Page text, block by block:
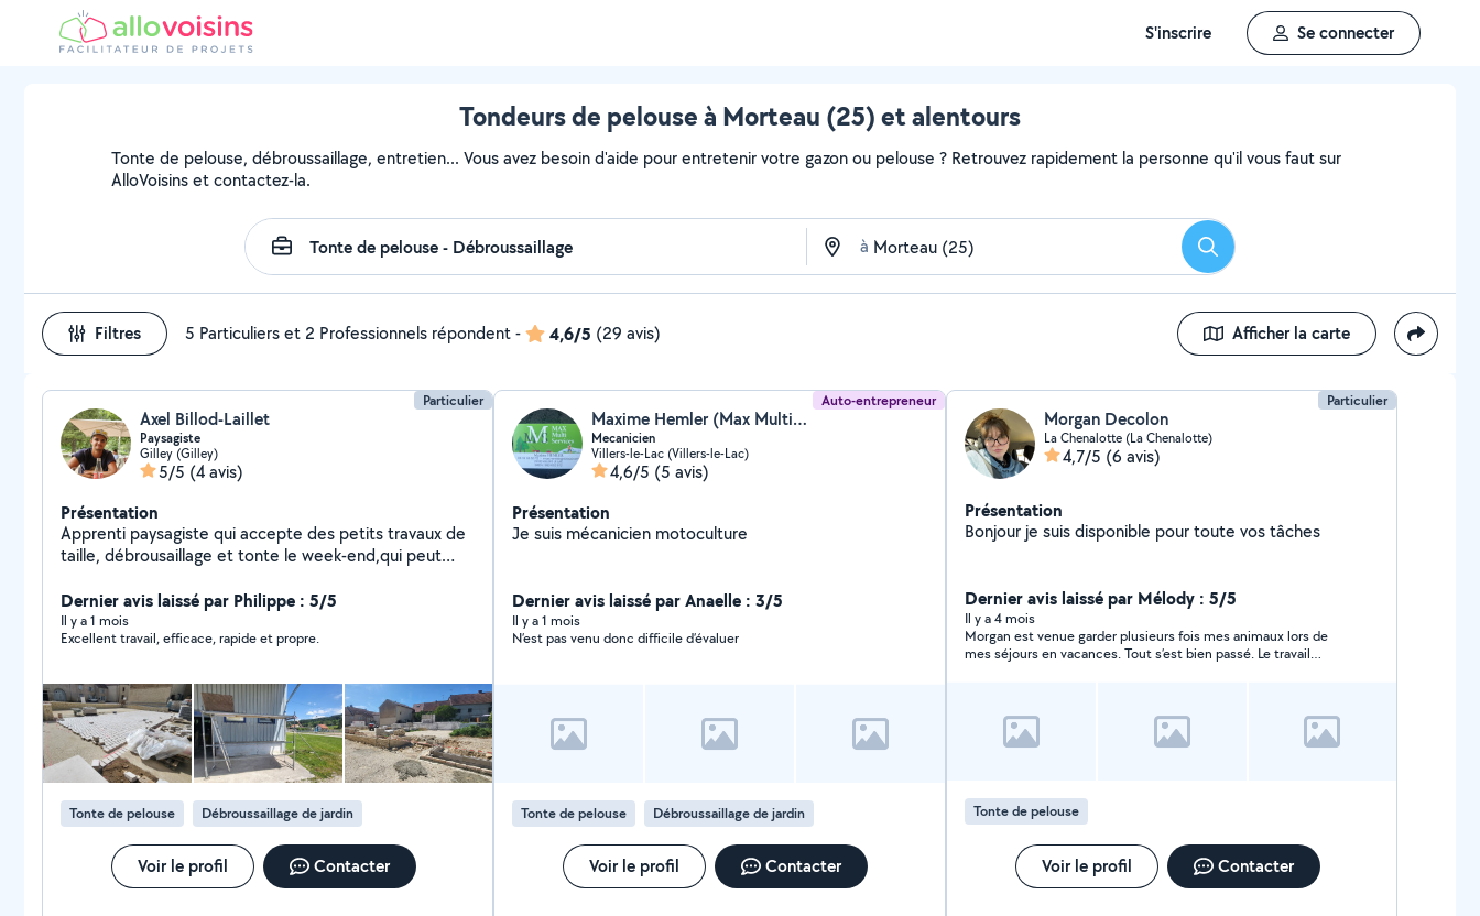
S'inscrire Se connecter
Tondeurs de pelouse à Morteau (25) et alentours
Tonte de pelouse, débroussaillage, entretien... Vous avez besoin d'aide pour entretenir votre gazon ou pelouse ? Retrouvez rapidement la personne qu'il vous faut sur
AlloVoisins et contactez-la.
à Rechercher
Filtres 5 Particuliers et 2 Professionnels répondent- 4,6/5 (29 avis) Afficher la carte
Particulier
Axel Billod-Laillet
Paysagiste
Gilley (Gilley)
5/5 (4 avis)
Présentation
Apprenti paysagiste qui accepte des petits travaux de
taille, débrousaillage et tonte le week-end,qui peut
motivé,sérieux et expérimenté faite appel à moi en cas
de besoin.
Dernier avis laissé par Philippe : 5/5
Il y a 1 mois
Excellent travail, efficace, rapide et propre.
Tonte de pelouse Débroussaillage de jardin
Voir le profil Contacter
Auto-entrepreneur
Maxime Hemler (Max Multiservices)
Mecanicien
Villers-le-Lac (Villers-le-Lac)
4,6/5 (5 avis)
Présentation
Je suis mécanicien motoculture
Dernier avis laissé par Anaelle : 3/5
Il y a 1 mois
N’est pas venu donc difficile d’évaluer
Tonte de pelouse Débroussaillage de jardin
Voir le profil Contacter
Particulier
Morgan Decolon
La Chenalotte (La Chenalotte)
4,7/5 (6 avis)
Présentation
Bonjour je suis disponible pour toute vos tâches
Dernier avis laissé par Mélody : 5/5
Il y a 4 mois
Morgan est venue garder plusieurs fois mes animaux lors de
mes séjours en vacances. Tout s’est bien passé. Le travail
Tonte de pelouse
Voir le profil Contacter